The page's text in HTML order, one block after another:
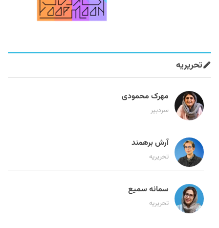
تحریریه
مهرک محمودی
سردبیر
آرش برهمند
تحریریه
سمانه سمیع
تحریریه